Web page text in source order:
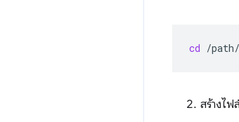
cd
สร้างไฟ